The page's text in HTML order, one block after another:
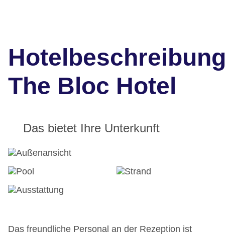
The Bloc Hotel
Das bietet Ihre Unterkunft
Das freundliche Personal an der Rezeption ist